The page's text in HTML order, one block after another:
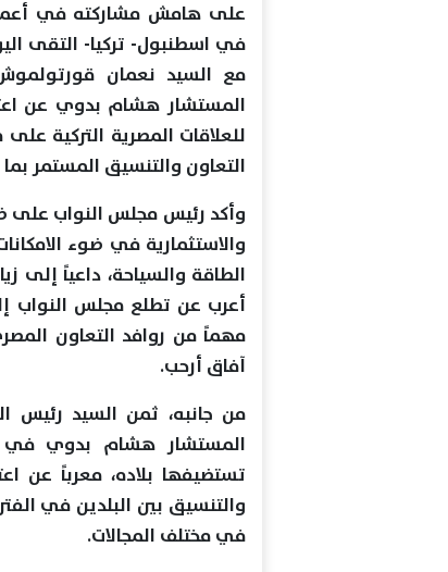
في اسطنبول- تركيا- التقى
مع السيد نعمان
المستشار هشام بدوي عن
للعلاقات المصرية التركية
التعاون والتنسيق المستمر
وأكد رئيس مجلس النواب على
والاستثمارية في ضوء
الطاقة والسياحة، داعياً إلى
أعرب عن تطلع مجلس النواب إلى
مهماً من روافد التعاون
آفاق أرحب.
من جانبه، ثمن السيد رئيس
تستضيفها بلاده، معرباً عن
والتنسيق بين البلدين في
في مختلف المجالات.